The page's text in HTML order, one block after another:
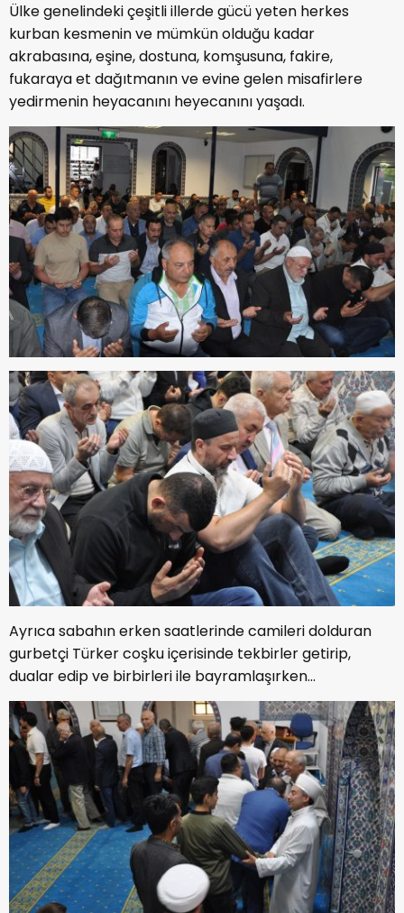
Ülke genelindeki çeşitli illerde gücü yeten herkes
kurban kesmenin ve mümkün olduğu kadar
akrabasına, eşine, dostuna, komşusuna, fakire,
fukaraya et dağıtmanın ve evine gelen misafirlere
yedirmenin heyacanını heyecanını yaşadı.
Ayrıca sabahın erken saatlerinde camileri dolduran
gurbetçi Türker coşku içerisinde tekbirler getirip,
dualar edip ve birbirleri ile bayramlaşırken...